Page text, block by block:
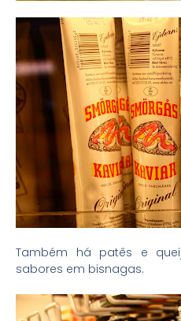
Também há patês e
sabores em bisnagas.